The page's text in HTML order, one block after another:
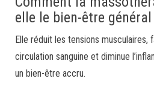
elle le bien-être général
Elle réduit les tensions musculaires,
circulation sanguine et diminue
un bien-être accru.